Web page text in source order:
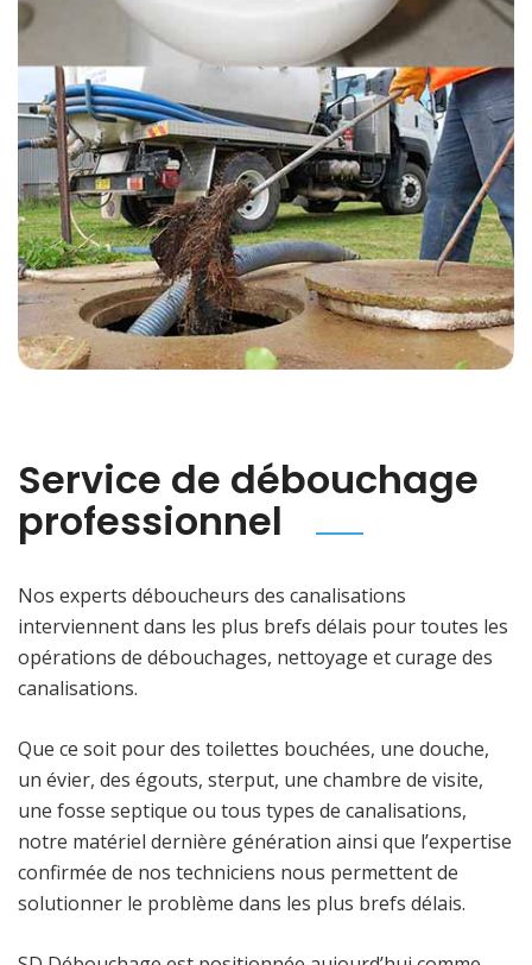
Service de débouchage
professionnel
Nos experts déboucheurs des canalisations
interviennent dans les plus brefs délais pour toutes les
opérations de débouchages, nettoyage et curage des
canalisations.
Que ce soit pour des toilettes bouchées, une douche,
un évier, des égouts, sterput, une chambre de visite,
une fosse septique ou tous types de canalisations,
notre matériel dernière génération ainsi que l’expertise
confirmée de nos techniciens nous permettent de
solutionner le problème dans les plus brefs délais.